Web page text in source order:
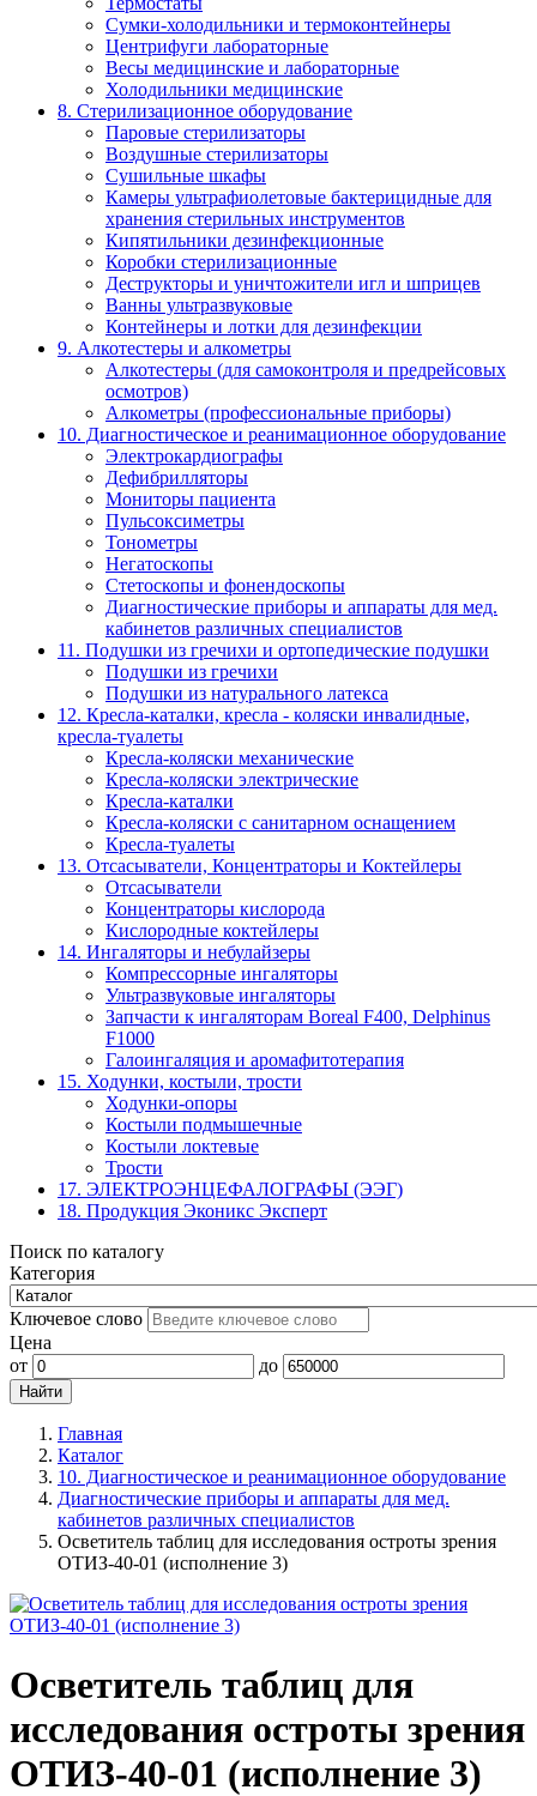
Сумки-холодильники и термоконтейнеры
Центрифуги лабораторные
Весы медицинские и лабораторные
Холодильники медицинские
8. Стерилизационное оборудование
Паровые стерилизаторы
Воздушные стерилизаторы
Сушильные шкафы
Камеры ультрафиолетовые бактерицидные для
хранения стерильных инструментов
Кипятильники дезинфекционные
Коробки стерилизационные
Деструкторы и уничтожители игл и шприцев
Ванны ультразвуковые
Контейнеры и лотки для дезинфекции
9. Алкотестеры и алкометры
Алкотестеры (для самоконтроля и предрейсовых
осмотров)
Алкометры (профессиональные приборы)
10. Диагностическое и реанимационное оборудование
Электрокардиографы
Дефибрилляторы
Мониторы пациента
Пульсоксиметры
Тонометры
Негатоскопы
Стетоскопы и фонендоскопы
Диагностические приборы и аппараты для мед.
кабинетов различных специалистов
11. Подушки из гречихи и ортопедические подушки
Подушки из гречихи
Подушки из натурального латекса
12. Кресла-каталки, кресла - коляски инвалидные,
кресла-туалеты
Кресла-коляски механические
Кресла-коляски электрические
Кресла-каталки
Кресла-коляски с санитарном оснащением
Кресла-туалеты
13. Отсасыватели, Концентраторы и Коктейлеры
Отсасыватели
Концентраторы кислорода
Кислородные коктейлеры
14. Ингаляторы и небулайзеры
Компрессорные ингаляторы
Ультразвуковые ингаляторы
Запчасти к ингаляторам Boreal F400, Delphinus
F1000
Галоингаляция и аромафитотерапия
15. Ходунки, костыли, трости
Ходунки-опоры
Костыли подмышечные
Костыли локтевые
Трости
17. ЭЛЕКТРО­ЭНЦЕФАЛОГРАФЫ (ЭЭГ)
18. Продукция Эконикс Эксперт
Поиск по каталогу
Категория
Ключевое слово
Цена
от
до
Главная
Каталог
10. Диагностическое и реанимационное оборудование
Диагностические приборы и аппараты для мед.
кабинетов различных специалистов
Осветитель таблиц для исследования остроты зрения
ОТИЗ-40-01 (исполнение 3)
Осветитель таблиц для
исследования остроты зрения
ОТИЗ-40-01 (исполнение 3)